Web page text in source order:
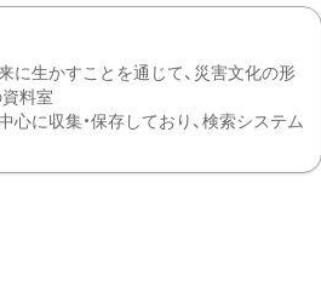
に生かすことを通じて、災害文化の形
料室
に収集・保存しており、検索システム